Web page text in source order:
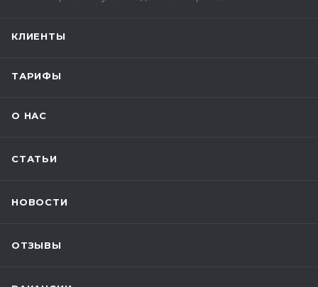
КЛИЕНТЫ
ТАРИФЫ
О НАС
СТАТЬИ
НОВОСТИ
ОТЗЫВЫ